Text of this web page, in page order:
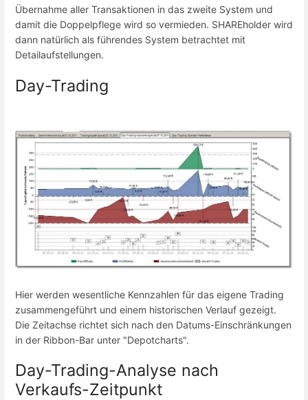
Übernahme aller Transaktionen in das zweite System und
damit die Doppelpflege wird so vermieden. SHAREholder wird
dann natürlich als führendes System betrachtet mit
Detailaufstellungen.
Day-Trading
Hier werden wesentliche Kennzahlen für das eigene Trading
zusammengeführt und einem historischen Verlauf gezeigt.
Die Zeitachse richtet sich nach den Datums-Einschränkungen
in der Ribbon-Bar unter "Depotcharts".
Day-Trading-Analyse nach
Verkaufs-Zeitpunkt